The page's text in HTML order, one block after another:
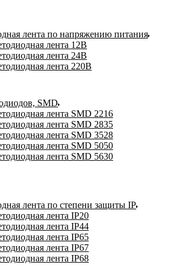
лента по напряжению питания
лента 12В
лента 24В
лента 220В
SMD
лента SMD 2216
лента SMD 2835
лента SMD 3528
лента SMD 5050
лента SMD 5630
лента по степени защиты IP
лента IP20
лента IP44
лента IP65
лента IP67
лента IP68